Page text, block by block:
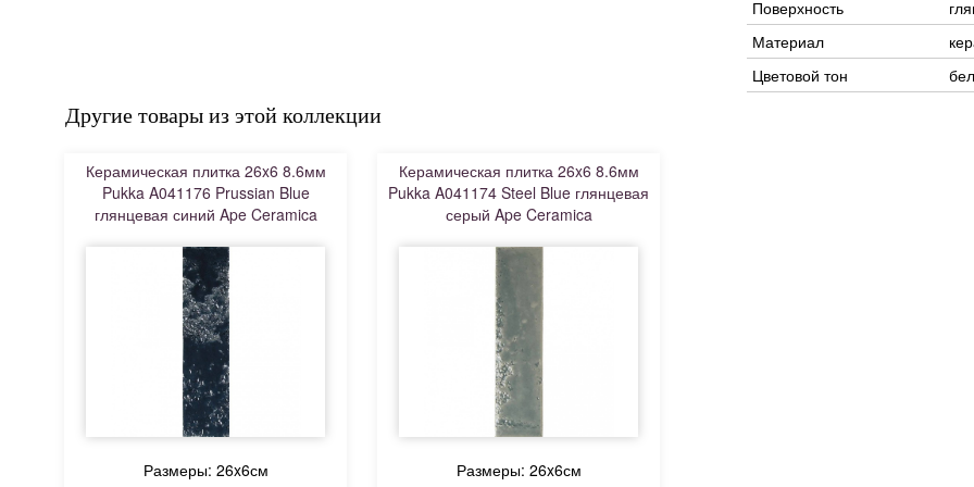
Поверхность
Материал
Цветовой тон
Другие товары из этой коллекции
Керамическая плитка 26x6 8.6мм
Pukka A041176 Prussian Blue
глянцевая синий Ape Ceramica
Размеры: 26x6см
Керамическая плитка 26x6 8.6мм
Pukka A041174 Steel Blue глянцевая
серый Ape Ceramica
Размеры: 26x6см